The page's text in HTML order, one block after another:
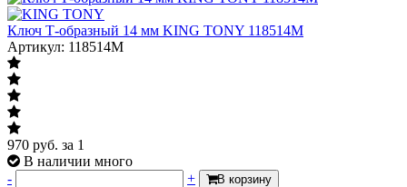
Ключ Т-образный 14 мм KING TONY 118514M
Артикул: 118514M
970 руб. за 1
В наличии много
-
+ В корзину